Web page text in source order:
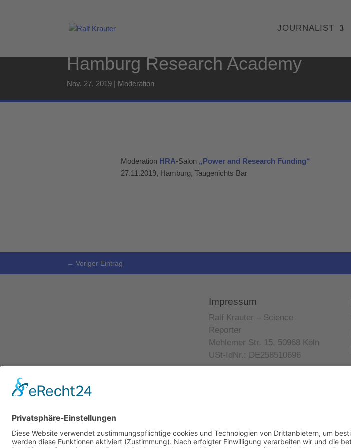
JOURNALIST
Hamburg Research Academy
Nov. 27, 2019 | Moderation
Moderation HRA-Salon „Power and Research Funding“
27.11.2019, Hamburg, Taugenichts Bar
←Voriger Eintrag
Impressum
Ralf Krauter – Science
Reporter
Mehlemer Str. 15, 50968 Köln
USt-IdNr.: DE258510696
© 2023 Ralf Krauter –